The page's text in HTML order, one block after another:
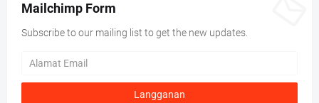
Mailchimp Form
Subscribe to our mailing list to get the new updates.